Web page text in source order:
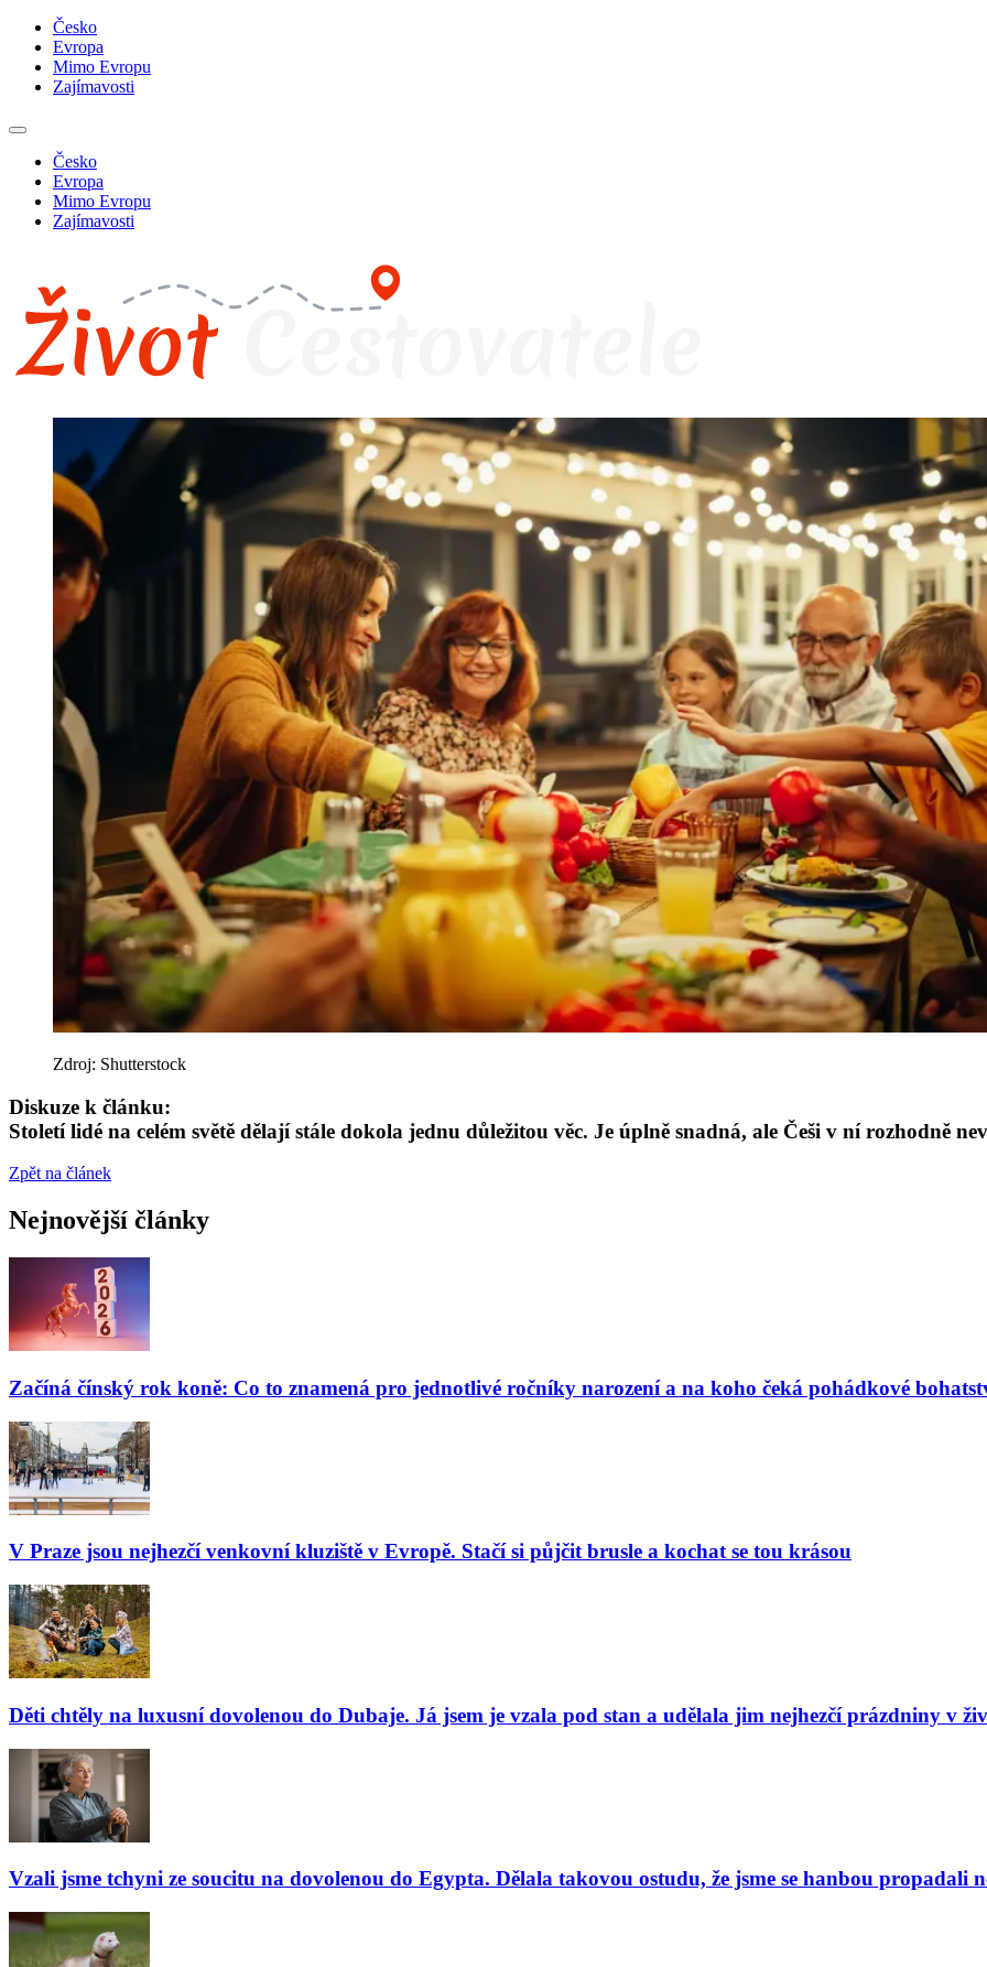
Česko
Evropa
Mimo Evropu
Zajímavosti
Česko
Evropa
Mimo Evropu
Zajímavosti
Zdroj: Shutterstock
Diskuze k článku:
Století lidé na celém světě dělají stále dokola jednu důležitou věc. Je úplně snadná, ale Češi v ní rozhodně
Zpět na článek
Nejnovější články
Začíná čínský rok koně: Co to znamená pro jednotlivé ročníky narození a na koho čeká pohádkové
V Praze jsou nejhezčí venkovní kluziště v Evropě. Stačí si půjčit brusle a kochat se tou krásou
Děti chtěly na luxusní dovolenou do Dubaje. Já jsem je vzala pod stan a udělala jim nejhezčí prázdniny v
Vzali jsme tchyni ze soucitu na dovolenou do Egypta. Dělala takovou ostudu, že jsme se hanbou propadali